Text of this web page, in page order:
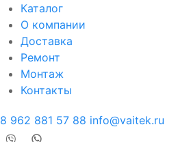
Каталог
О компании
Доставка
Ремонт
Монтаж
Контакты
8 962 881 57 88 info@vaitek.ru